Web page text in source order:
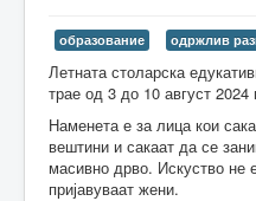
образование одржлив
Летната столарска
трае од 3 до 10 август
Наменета е за лица кои
вештини и сакаат да се
масивно дрво. Искуство не
пријавуваат жени.